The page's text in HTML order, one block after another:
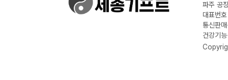
파주 공
대표번
통신판
건강기